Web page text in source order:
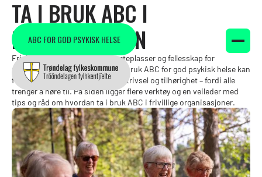
ABC FOR GOD PSYKISK HELSE
TA I BRUK ABC I
FRIVILLIGHETEN
Frivilligheten skaper viktige møteplasser og fellesskap for
mennesker i alle aldre. Ved å ta i bruk ABC for god psykisk helse kan
frivilligheten styrke inkludering, trivsel og tilhørighet – fordi alle
trenger å høre til. På siden ligger flere verktøy og en veileder med
tips og råd om hvordan ta i bruk ABC i frivillige organisasjoner.